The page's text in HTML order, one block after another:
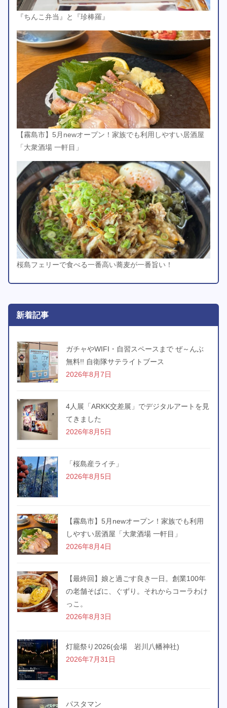
『ちんこ弁当』と『珍棒羅』
【霧島市】5月newオープン！家族でも利用しやすい居酒屋
「大衆酒場 一軒目」
桜島フェリーで食べる一番高い蕎麦が一番旨い！
新着記事
ガチャやWIFI・自習スペースまで ぜ～んぶ
無料!! 自衛隊サテライトブース
2026年8月7日
4人展「ARKK交差展」でデジタルアートを見
てきました
2026年8月5日
「桜島産ライチ」
2026年8月5日
【霧島市】5月newオープン！家族でも利用
しやすい居酒屋「大衆酒場 一軒目」
2026年8月4日
【最終回】娘と過ごす良き一日。創業100年
の老舗そばに、ぐずり。それからコーラわけ
っこ。
2026年8月3日
灯籠祭り2026(会場 岩川八幡神社)
2026年7月31日
パスタマン